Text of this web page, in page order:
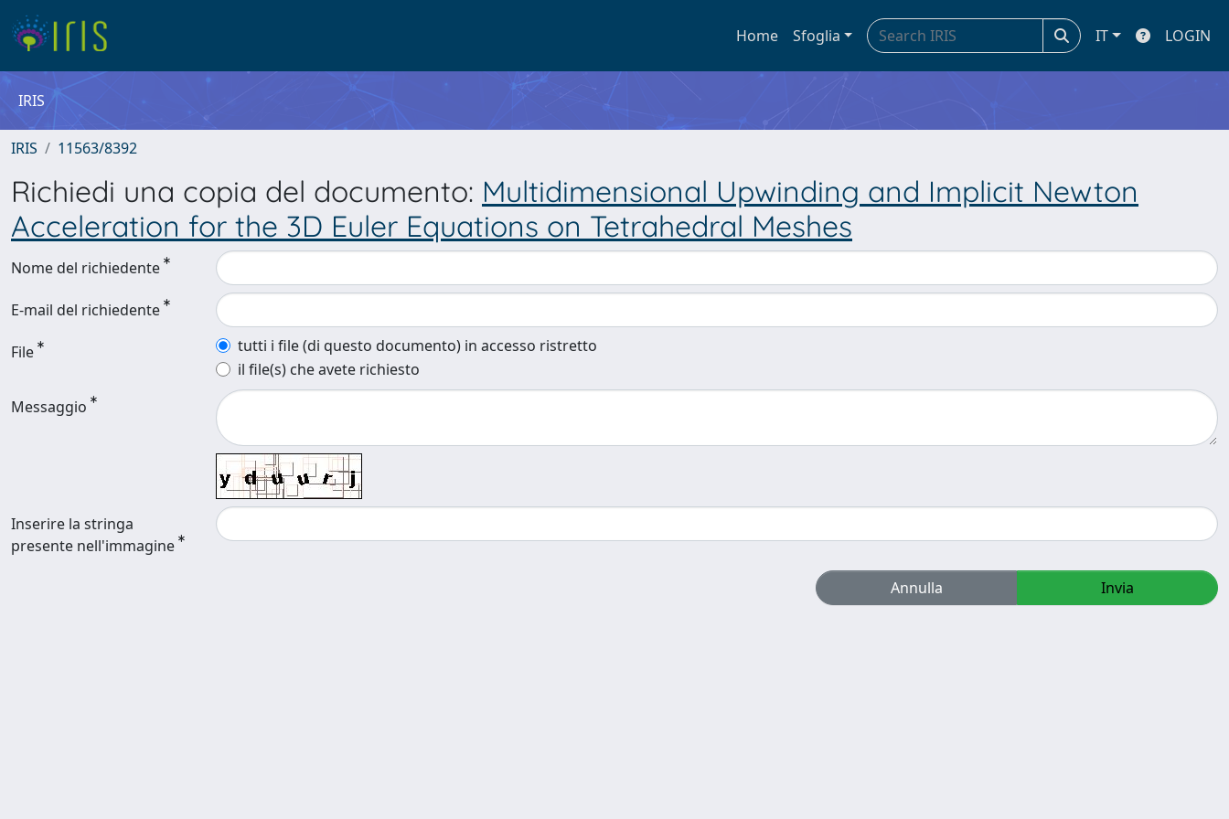
Home Sfoglia IT LOGIN
IRIS
IRIS 11563/8392
Richiedi una copia del documento: Multidimensional Upwinding and Implicit Newton
Acceleration for the 3D Euler Equations on Tetrahedral Meshes
Nome del richiedente
E-mail del richiedente
File
tutti i file (di questo documento) in accesso ristretto
il file(s) che avete richiesto
Messaggio
Inserire la stringa
presente nell'immagine
Annulla Invia